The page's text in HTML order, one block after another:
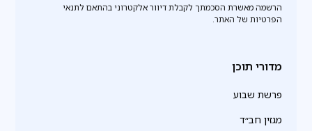
הרשמה מאשרת הסכמתך לקבלת דיוור אלקטרוני בהתאם לתנאי
הפרטיות של האתר.
מדורי תוכן
פרשת שבוע
מגזין חב״ד